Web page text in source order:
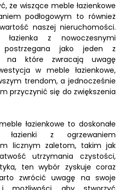
że wiszące meble łazienkowe
podłogowym to również
naszej nieruchomości.
łazienka z nowoczesnymi
jako jeden z
na które zwracają uwagę
w meble łazienkowe,
trendom, a jednocześnie
przyczynić się do zwiększenia
łazienkowe to doskonałe
łazienki z ogrzewaniem
licznym zaletom, takim jak
utrzymania czystości,
ten wybór zyskuje coraz
zwrócić uwagę na swoje